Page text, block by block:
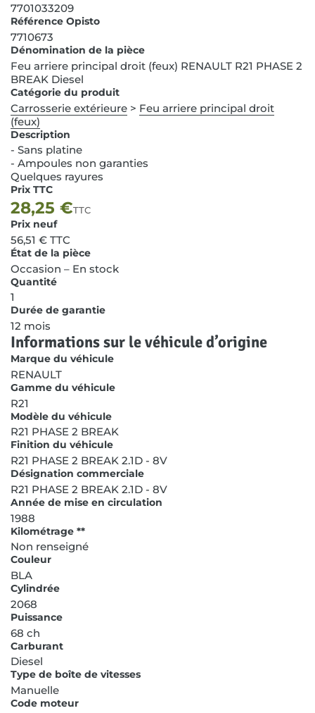
7701033209
Référence Opisto
7710673
Dénomination de la pièce
Feu arriere principal droit (feux) RENAULT R21 PHASE 2
BREAK Diesel
Catégorie du produit
Carrosserie extérieure > Feu arriere principal droit
(feux)
Description
- Sans platine
- Ampoules non garanties
Quelques rayures
Prix TTC
28,25 €TTC
Prix neuf
56,51 € TTC
État de la pièce
Occasion – En stock
Quantité
1
Durée de garantie
12 mois
Informations sur le véhicule d’origine
Marque du véhicule
RENAULT
Gamme du véhicule
R21
Modèle du véhicule
R21 PHASE 2 BREAK
Finition du véhicule
R21 PHASE 2 BREAK 2.1D - 8V
Désignation commerciale
R21 PHASE 2 BREAK 2.1D - 8V
Année de mise en circulation
1988
Kilométrage **
Non renseigné
Couleur
BLA
Cylindrée
2068
Puissance
68 ch
Carburant
Diesel
Type de boîte de vitesses
Manuelle
Code moteur